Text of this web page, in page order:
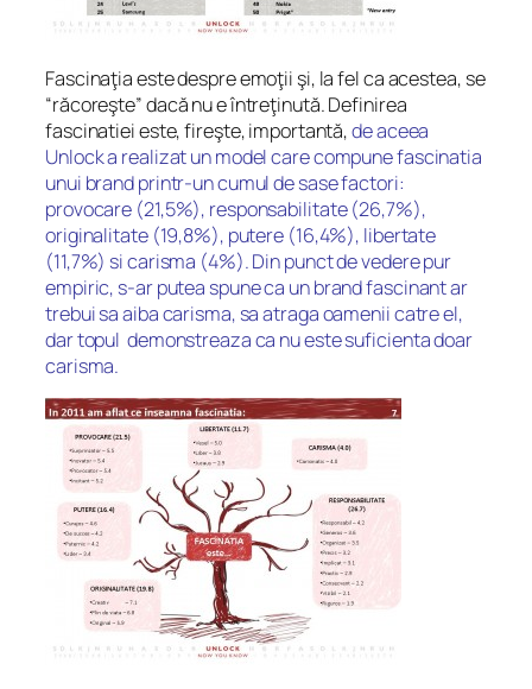
Fascinaţia este despre emoţii şi, la fel ca acestea, se
“răcoreşte” dacă nu e întreţinută. Definirea
fascinatiei este, fireşte, importantă,de aceea
Unlock a realizat un model care compune fascinatia
unui brand printr-un cumul de sase factori:
provocare (21,5%), responsabilitate (26,7%),
originalitate (19,8%), putere (16,4%), libertate
(11,7%) si carisma (4%). Din punct de vedere pur
empiric, s-ar putea spune ca un brand fascinant ar
trebui sa aiba carisma, sa atraga oamenii catre el,
dar topul demonstreaza ca nu este suficienta doar
carisma.